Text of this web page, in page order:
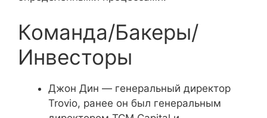
Команда/Бакеры/
Инвесторы
Джон Дин — генеральный директор
Trovio, ранее он был генеральным